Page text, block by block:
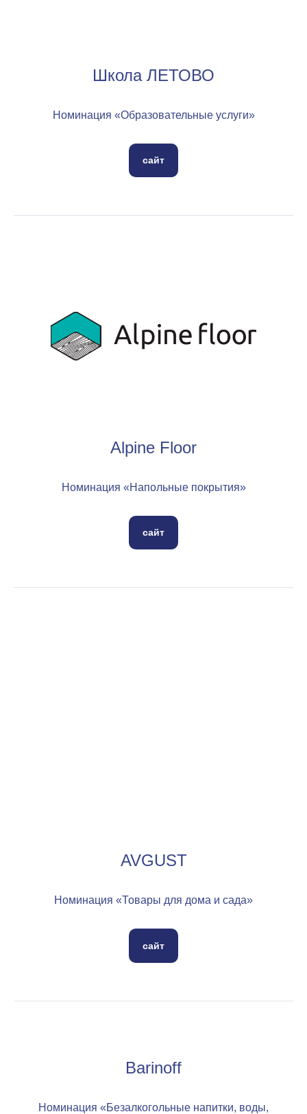
Школа ЛЕТОВО
Номинация «Образовательные услуги»
сайт
Alpine Floor
Номинация «Напольные покрытия»
сайт
AVGUST
Номинация «Товары для дома и сада»
сайт
Barinoff
Номинация «Безалкогольные напитки, воды,